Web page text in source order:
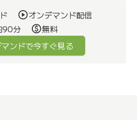
オンデマンド配信
90分
無料
ンドで今すぐ見る